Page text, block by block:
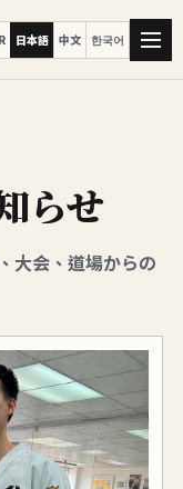
日本語 中文 한국어
らせ
大会、道場からの